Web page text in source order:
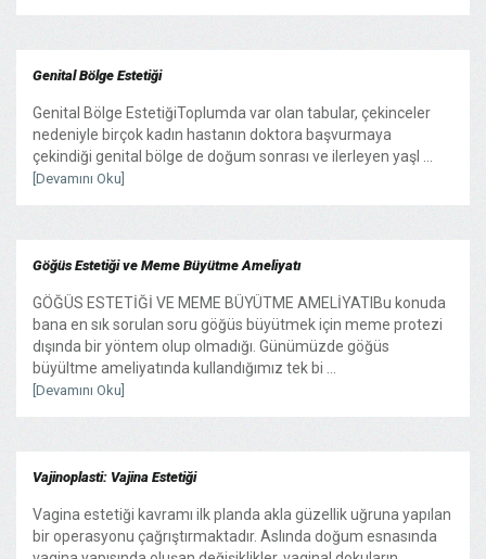
Genital Bölge Estetiği
Genital Bölge EstetiğiToplumda var olan tabular, çekinceler
nedeniyle birçok kadın hastanın doktora başvurmaya
çekindiği genital bölge de doğum sonrası ve ilerleyen yaşl ...
[Devamını Oku]
Göğüs Estetiği ve Meme Büyütme Ameliyatı
GÖĞÜS ESTETİĞİ VE MEME BÜYÜTME AMELİYATIBu konuda
bana en sık sorulan soru göğüs büyütmek için meme protezi
dışında bir yöntem olup olmadığı. Günümüzde göğüs
büyültme ameliyatında kullandığımız tek bi ...
[Devamını Oku]
Vajinoplasti: Vajina Estetiği
Vagina estetiği kavramı ilk planda akla güzellik uğruna yapılan
bir operasyonu çağrıştırmaktadır. Aslında doğum esnasında